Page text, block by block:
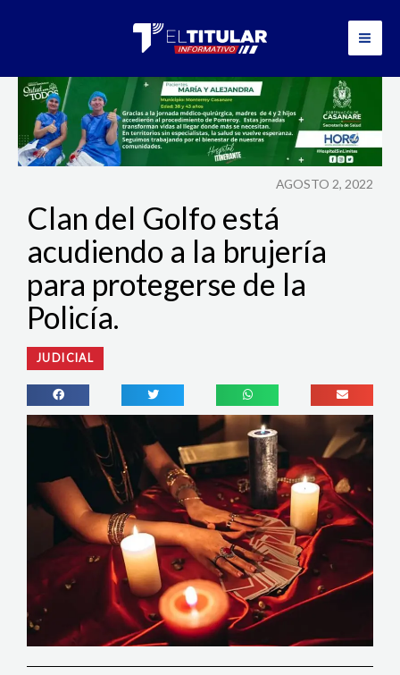
AGOSTO 2, 2022
Clan del Golfo está
acudiendo a la brujería
para protegerse de la
Policía.
JUDICIAL